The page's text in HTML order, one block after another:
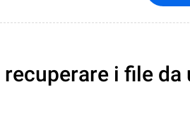
i file da